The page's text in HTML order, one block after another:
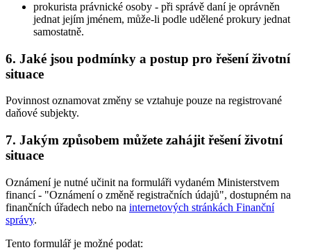
prokurista právnické osoby - při správě daní je oprávněn
jednat jejím jménem, může-li podle udělené prokury jednat
samostatně.
6. Jaké jsou podmínky a postup pro řešení životní
situace
Povinnost oznamovat změny se vztahuje pouze na registrované
daňové subjekty.
7. Jakým způsobem můžete zahájit řešení životní
situace
Oznámení je nutné učinit na formuláři vydaném Ministerstvem
financí - "Oznámení o změně registračních údajů", dostupném na
finančních úřadech nebo na internetových stránkách Finanční
správy.
Tento formulář je možné podat: